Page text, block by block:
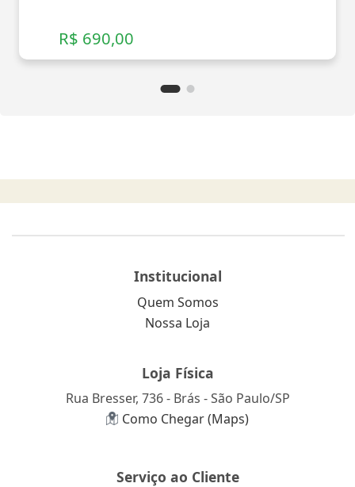
R$ 690,00
Institucional
Quem Somos
Nossa Loja
Loja Física
Rua Bresser, 736 - Brás - São Paulo/SP
Como Chegar (Maps)
Serviço ao Cliente